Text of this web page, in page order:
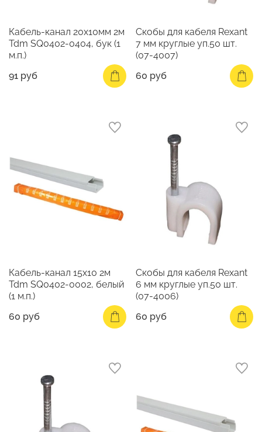
Кабель-канал 20х10мм 2м
Tdm SQ0402-0404, бук (1
м.п.)
91 руб
Скобы для кабеля Rexant
7 мм круглые уп.50 шт.
(07-4007)
60 руб
Кабель-канал 15х10 2м
Tdm SQ0402-0002, белый
(1 м.п.)
60 руб
Скобы для кабеля Rexant
6 мм круглые уп.50 шт.
(07-4006)
60 руб